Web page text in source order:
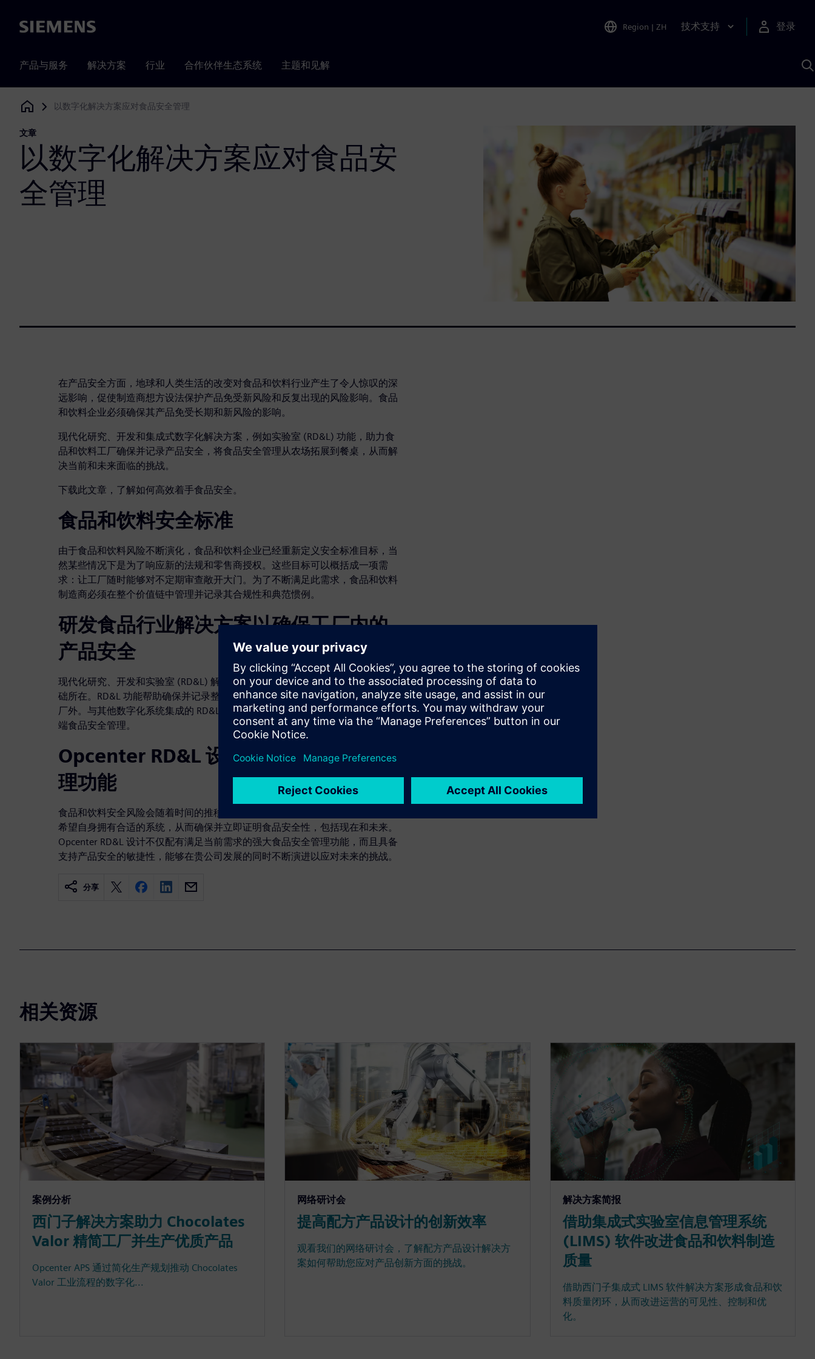
Siemens Region | ZH 技术支持 登录
产品与服务 解决方案 行业 合作伙伴生态系统 主题和见解
Siemens Digital Industries Software
以数字化解决方案应对食品安全管理
文章
以数字化解决方案应对食品安
全管理
在产品安全方面，地球和人类生活的改变对食品和饮料行业产生了令人惊叹的深
远影响，促使制造商想方设法保护产品免受新风险和反复出现的风险影响。食品
和饮料企业必须确保其产品免受长期和新风险的影响。
现代化研究、开发和集成式数字化解决方案，例如实验室 (RD&L) 功能，助力食
品和饮料工厂确保并记录产品安全，将食品安全管理从农场拓展到餐桌，从而解
决当前和未来面临的挑战。
下载此文章，了解如何高效着手食品安全。
食品和饮料安全标准
由于食品和饮料风险不断演化，食品和饮料企业已经重新定义安全标准目标，当
然某些情况下是为了响应新的法规和零售商授权。这些目标可以概括成一项需
求：让工厂随时能够对不定期审查敞开大门。为了不断满足此需求，食品和饮料
制造商必须在整个价值链中管理并记录其合规性和典范惯例。
研发食品行业解决方案以确保工厂内的
产品安全
现代化研究、开发和实验室 (RD&L) 解决方案是强大食品安全管理解决方案的基
础所在。RD&L 功能帮助确保并记录整个食品和饮料工厂的产品安全，从厂内到
厂外。与其他数字化系统集成的 RD&L 解决方案，能够拓展从农场到餐桌的端到
端食品安全管理。
Opcenter RD&L 设计配有食品安全管
理功能
食品和饮料安全风险会随着时间的推移，因不同国家、地区而不断演变。制造商
希望自身拥有合适的系统，从而确保并立即证明食品安全性，包括现在和未来。
Opcenter RD&L 设计不仅配有满足当前需求的强大食品安全管理功能，而且具备
支持产品安全的敏捷性，能够在贵公司发展的同时不断演进以应对未来的挑战。
分享
相关资源
案例分析
西门子解决方案助力 Chocolates
Valor 精简工厂并生产优质产品
Opcenter APS 通过简化生产规划推动 Chocolates
Valor 工业流程的数字化...
网络研讨会
提高配方产品设计的创新效率
观看我们的网络研讨会，了解配方产品设计解决方
案如何帮助您应对产品创新方面的挑战。
解决方案简报
借助集成式实验室信息管理系统
(LIMS) 软件改进食品和饮料制造
质量
借助西门子集成式 LIMS 软件解决方案形成食品和饮
料质量闭环，从而改进运营的可见性、控制和优
化。